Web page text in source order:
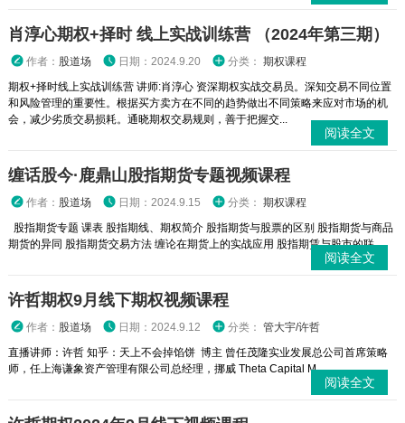
肖淳心期权+择时 线上实战训练营 （2024年第三期）
作者： 股道场 日期：2024.9.20 分类： 期权课程
期权+择时线上实战训练营 讲师:肖淳心 资深期权实战交易员。深知交易不同位置
和风险管理的重要性。根据买方卖方在不同的趋势做出不同策略来应对市场的机
会，减少劣质交易损耗。通晓期权交易规则，善于把握交...
阅读全文
缠话股今·鹿鼎山股指期货专题视频课程
作者： 股道场 日期：2024.9.15 分类： 期权课程
股指期货专题 课表 股指期线、期权简介 股指期货与股票的区别 股指期货与商品
期货的异同 股指期货交易方法 缠论在期货上的实战应用 股指期赁与股市的联...
阅读全文
许哲期权9月线下期权视频课程
作者： 股道场 日期：2024.9.12 分类： 管大宇/许哲
直播讲师：许哲 知乎：天上不会掉馅饼 博主 曾任茂隆实业发展总公司首席策略
师，任上海谦象资产管理有限公司总经理，挪威 Theta Capital M...
阅读全文